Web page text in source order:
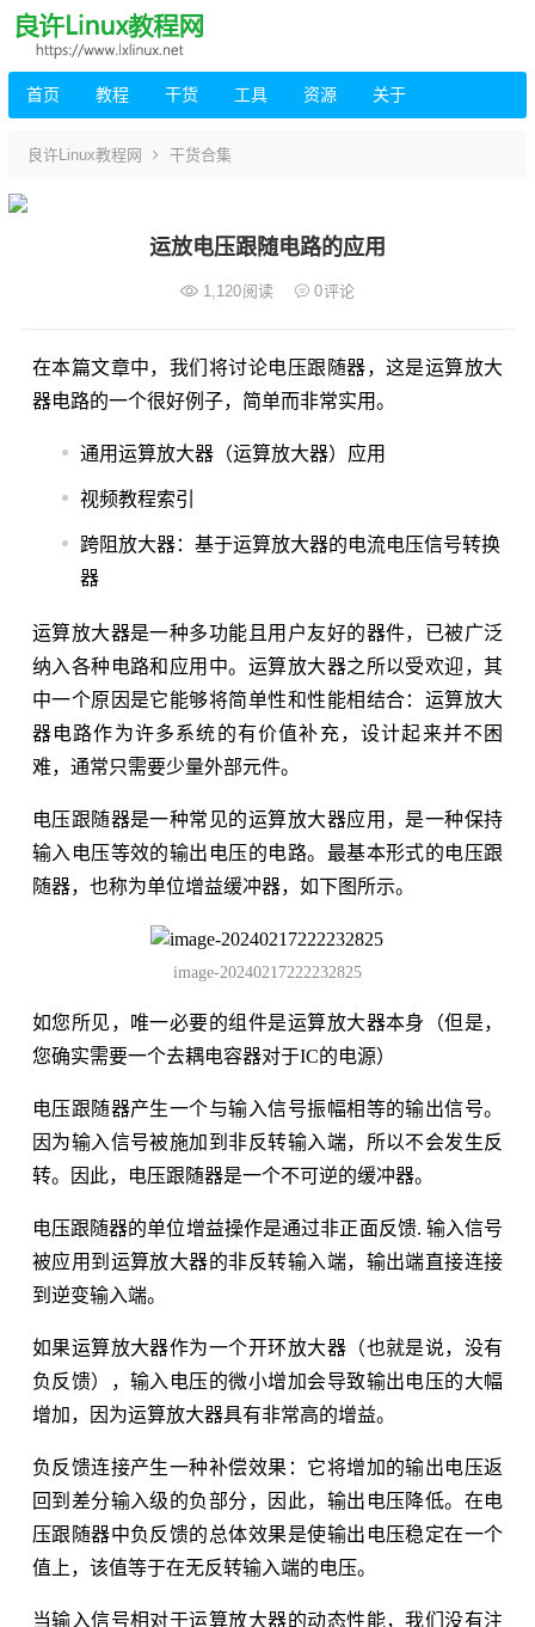
首页 教程 干货 工具 资源 关于
良许Linux教程网 干货合集
运放电压跟随电路的应用
1,120阅读 0评论
在本篇文章中，我们将讨论电压跟随器，这是运算放大
器电路的一个很好例子，简单而非常实用。
通用运算放大器（运算放大器）应用
视频教程索引
跨阻放大器：基于运算放大器的电流电压信号转换
器
运算放大器是一种多功能且用户友好的器件，已被广泛
纳入各种电路和应用中。运算放大器之所以受欢迎，其
中一个原因是它能够将简单性和性能相结合：运算放大
器电路作为许多系统的有价值补充，设计起来并不困
难，通常只需要少量外部元件。
电压跟随器是一种常见的运算放大器应用，是一种保持
输入电压等效的输出电压的电路。最基本形式的电压跟
随器，也称为单位增益缓冲器，如下图所示。
image-20240217222232825
如您所见，唯一必要的组件是运算放大器本身（但是，
您确实需要一个去耦电容器对于IC的电源）
电压跟随器产生一个与输入信号振幅相等的输出信号。
因为输入信号被施加到非反转输入端，所以不会发生反
转。因此，电压跟随器是一个不可逆的缓冲器。
电压跟随器的单位增益操作是通过非正面反馈. 输入信号
被应用到运算放大器的非反转输入端，输出端直接连接
到逆变输入端。
如果运算放大器作为一个开环放大器（也就是说，没有
负反馈），输入电压的微小增加会导致输出电压的大幅
增加，因为运算放大器具有非常高的增益。
负反馈连接产生一种补偿效果：它将增加的输出电压返
回到差分输入级的负部分，因此，输出电压降低。在电
压跟随器中负反馈的总体效果是使输出电压稳定在一个
值上，该值等于在无反转输入端的电压。
当输入信号相对于运算放大器的动态性能，我们没有注